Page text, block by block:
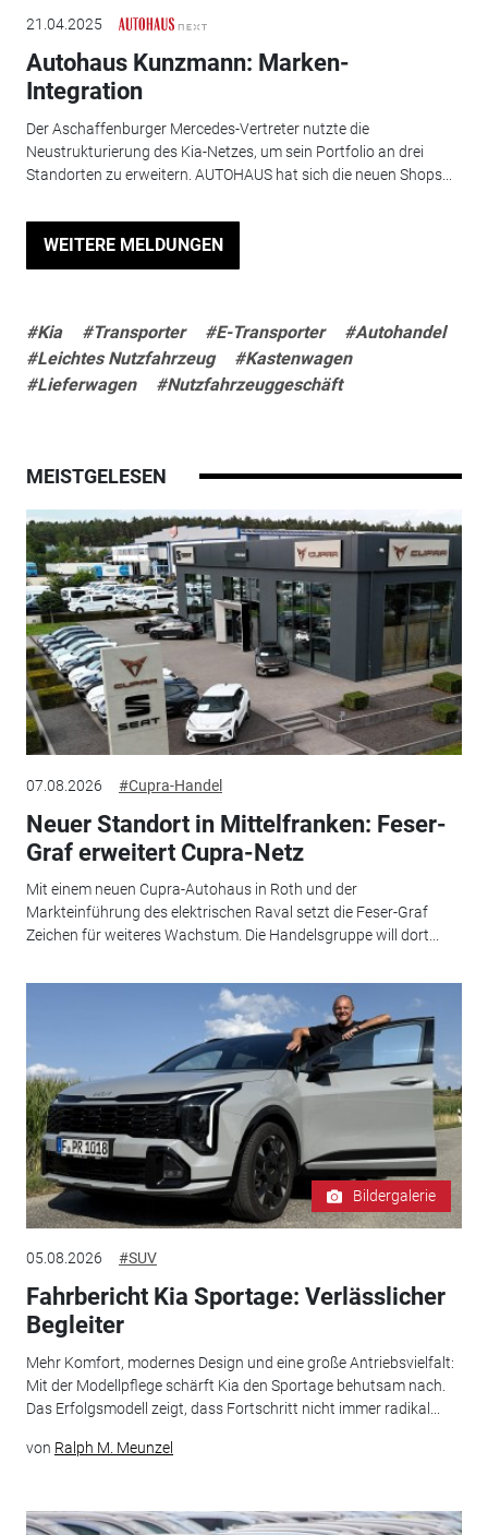
21.04.2025
Autohaus Kunzmann: Marken-
Integration
Der Aschaffenburger Mercedes-Vertreter nutzte die
Neustrukturierung des Kia-Netzes, um sein Portfolio an drei
Standorten zu erweitern. AUTOHAUS hat sich die neuen Shops...
WEITERE MELDUNGEN
#Kia #Transporter #E-Transporter
#Autohandel
#Leichtes Nutzfahrzeug
#Kastenwagen
#Lieferwagen
#Nutzfahrzeuggeschäft
MEISTGELESEN
07.08.2026 #Cupra-Handel
Neuer Standort in Mittelfranken: Feser-
Graf erweitert Cupra-Netz
Mit einem neuen Cupra-Autohaus in Roth und der
Markteinführung des elektrischen Raval setzt die Feser-Graf
Zeichen für weiteres Wachstum. Die Handelsgruppe will dort...
Bildergalerie
05.08.2026 #SUV
Fahrbericht Kia Sportage: Verlässlicher
Begleiter
Mehr Komfort, modernes Design und eine große Antriebsvielfalt:
Mit der Modellpflege schärft Kia den Sportage behutsam nach.
Das Erfolgsmodell zeigt, dass Fortschritt nicht immer radikal...
von Ralph M. Meunzel